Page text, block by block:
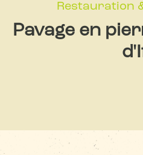
Restauration
Pavage en